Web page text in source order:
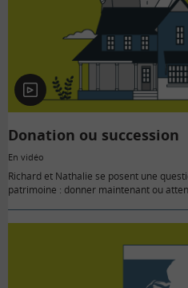
En
vidéo
Donation ou succession
En vidéo
Richard et Nathalie se posent une
patrimoine : donner maintenant ou